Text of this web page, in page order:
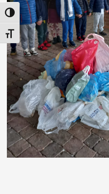
Attiva/disattiva alto contrasto
Attiva/disattiva dimensione testo